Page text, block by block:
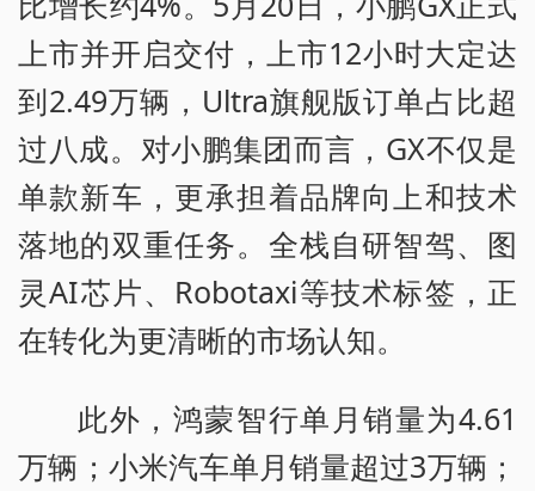
上市并开启交付，上市12小时大定达
到2.49万辆，Ultra旗舰版订单占比超
过八成。对小鹏集团而言，GX不仅是
单款新车，更承担着品牌向上和技术
落地的双重任务。全栈自研智驾、图
灵AI芯片、Robotaxi等技术标签，正
在转化为更清晰的市场认知。
此外，鸿蒙智行单月销量为4.61
万辆；小米汽车单月销量超过3万辆；